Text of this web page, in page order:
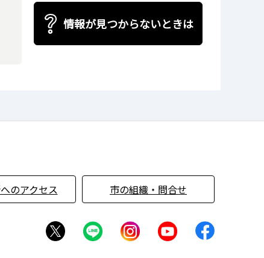
情報が見つからないときは
のアクセス 市の組織・問合せ